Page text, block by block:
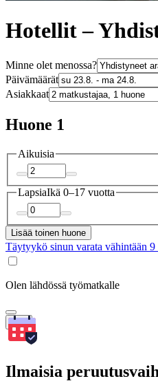
Hotellit –
Minne olet menossa?
Päivämäärät
Asiakkaat
Huone 1
Aikuisia
LapsiaIkä 0–17 vuotta
Lisää toinen huone
Täytyykö sinun varata vähintään 9
Olen lähdössä työmatkalle
Hae
Ilmaisia